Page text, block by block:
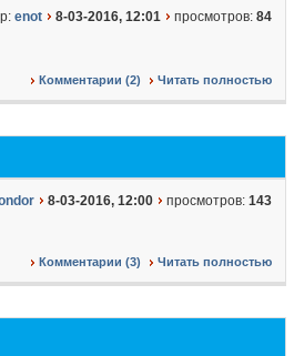
enot 8-03-2016, 12:01 просмотров: 84
Комментарии (2) Читать полностью
8-03-2016, 12:00 просмотров: 143
Комментарии (3) Читать полностью